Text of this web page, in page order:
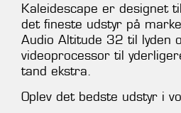
Kaleidescape er designet
det fineste udstyr på
Audio Altitude 32 til lyden
videoprocessor til
tand ekstra.
Oplev det bedste udstyr i